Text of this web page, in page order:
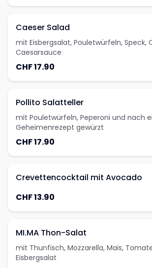
Caeser Salad
mit Eisbergsalat, Pouletwürfeln, Speck,
Caesarsauce
CHF 17.90
Pollito Salatteller
mit Pouletwürfeln, Peperoni und nach
Geheimenrezept gewürzt
CHF 17.90
Crevettencocktail mit Avocado
CHF 13.90
MI.MA Thon-Salat
mit Thunfisch, Mozzarella, Mais,
Eisbergsalat